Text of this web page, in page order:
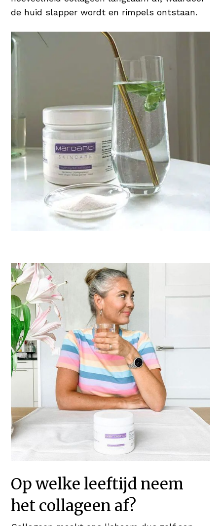
de huid slapper wordt en rimpels ontstaan.
Op welke leeftijd neem
het collageen af?